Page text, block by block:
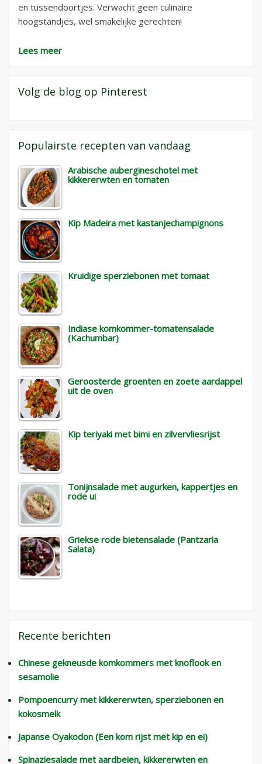
en tussendoortjes. Verwacht geen culinaire
hoogstandjes, wel smakelijke gerechten!
Lees meer
Volg de blog op Pinterest
Populairste recepten van vandaag
Arabische aubergineschotel met
kikkererwten en tomaten
Kip Madeira met kastanjechampignons
Kruidige sperziebonen met tomaat
Indiase komkommer-tomatensalade
(Kachumbar)
Geroosterde groenten en zoete aardappel
uit de oven
Kip teriyaki met bimi en zilvervliesrijst
Tonijnsalade met augurken, kappertjes en
rode ui
Griekse rode bietensalade (Pantzaria
Salata)
Recente berichten
Chinese gekneusde komkommers met knoflook en
sesamolie
Pompoencurry met kikkererwten, sperziebonen en
kokosmelk
Japanse Oyakodon (Een kom rijst met kip en ei)
Spinaziesalade met aardbeien, kikkererwten en